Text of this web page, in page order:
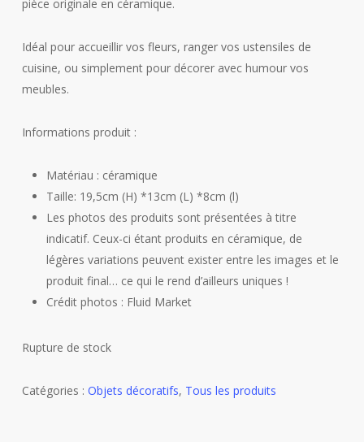
pièce originale en céramique.
Idéal pour accueillir vos fleurs, ranger vos ustensiles de
cuisine, ou simplement pour décorer avec humour vos
meubles.
Informations produit :
Matériau : céramique
Taille: 19,5cm (H) *13cm (L) *8cm (l)
Les photos des produits sont présentées à titre
indicatif. Ceux-ci étant produits en céramique, de
légères variations peuvent exister entre les images et le
produit final… ce qui le rend d’ailleurs uniques !
Crédit photos : Fluid Market
Rupture de stock
Catégories : Objets décoratifs, Tous les produits